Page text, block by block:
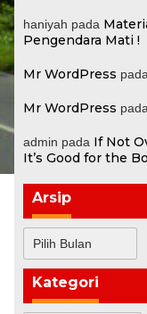
haniyah pada
Pengendara Mati !
Mr WordPress pada
Mr WordPress pada
admin pada If Not
It’s Good for the
Arsip
Kategori